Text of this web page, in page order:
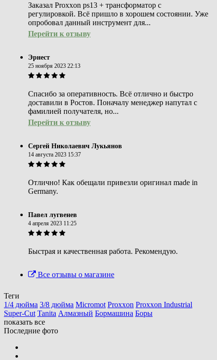
Заказал Proxxon ps13 + трансформатор с
регулировкой. Всё пришло в хорошем состоянии. Уже
опробовал данный инструмент для...
Перейти к отзыву
Эрнест
25 ноября 2023 22:13
Спасибо за оперативность. Всё отлично и быстро
доставили в Ростов. Поначалу менеджер напутал с
фамилией получателя, но...
Перейти к отзыву
Сергей Николаевич Лукьянов
14 августа 2023 15:37
Отлично! Как обещали привезли оригинал made in
Germany.
Павел лугвенев
4 апреля 2023 11:25
Быстрая и качественная работа. Рекомендую.
Все отзывы о магазине
Теги
1/4 дюйма 3/8 дюйма Micromot Proxxon Proxxon Industrial
Super-Cut Tanita Алмазный Бормашина Боры
показать все
Последние фото